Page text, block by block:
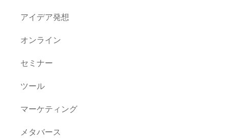
アイデア発想
オンライン
セミナー
ツール
マーケティング
メタバース